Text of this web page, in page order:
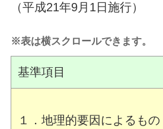
（平成21年9月1日施行）
※表は横スクロールできます。
基準項目
１．地理的要因によるもの